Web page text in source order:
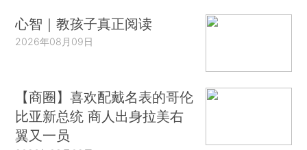
心智｜教孩子真正阅读
2026年08月09日
【商圈】喜欢配戴名表的哥伦
比亚新总统 商人出身拉美右
翼又一员